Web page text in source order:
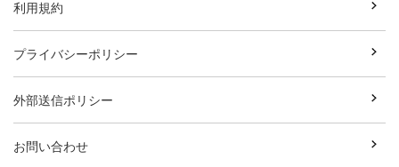
利用規約
プライバシーポリシー
外部送信ポリシー
お問い合わせ